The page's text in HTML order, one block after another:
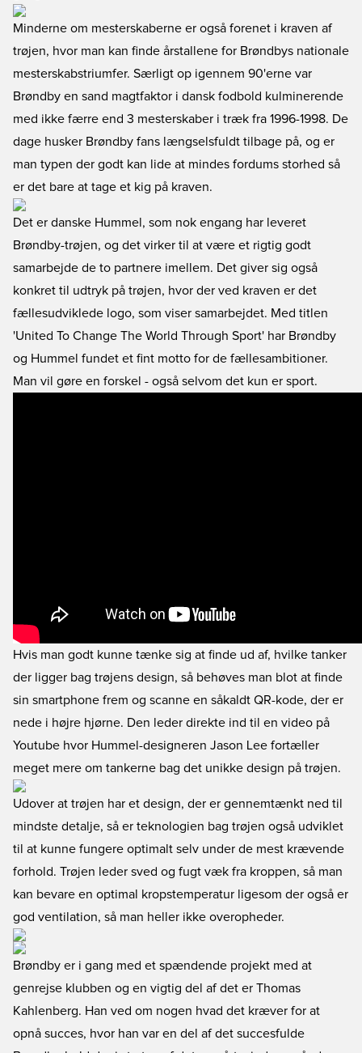
Minderne om mesterskaberne er også forenet i kraven af
trøjen, hvor man kan finde årstallene for Brøndbys nationale
mesterskabstriumfer. Særligt op igennem 90'erne var
Brøndby en sand magtfaktor i dansk fodbold kulminerende
med ikke færre end 3 mesterskaber i træk fra 1996-1998. De
dage husker Brøndby fans længselsfuldt tilbage på, og er
man typen der godt kan lide at mindes fordums storhed så
er det bare at tage et kig på kraven.
Det er danske Hummel, som nok engang har leveret
Brøndby-trøjen, og det virker til at være et rigtig godt
samarbejde de to partnere imellem. Det giver sig også
konkret til udtryk på trøjen, hvor der ved kraven er det
fællesudviklede logo, som viser samarbejdet. Med titlen
'United To Change The World Through Sport' har Brøndby
og Hummel fundet et fint motto for de fællesambitioner.
Man vil gøre en forskel - også selvom det kun er sport.
Hvis man godt kunne tænke sig at finde ud af, hvilke tanker
der ligger bag trøjens design, så behøves man blot at finde
sin smartphone frem og scanne en såkaldt QR-kode, der er
nede i højre hjørne. Den leder direkte ind til en video på
Youtube hvor Hummel-designeren Jason Lee fortæller
meget mere om tankerne bag det unikke design på trøjen.
Udover at trøjen har et design, der er gennemtænkt ned til
mindste detalje, så er teknologien bag trøjen også udviklet
til at kunne fungere optimalt selv under de mest krævende
forhold. Trøjen leder sved og fugt væk fra kroppen, så man
kan bevare en optimal kropstemperatur ligesom der også er
god ventilation, så man heller ikke overopheder.
Brøndby er i gang med et spændende projekt med at
genrejse klubben og en vigtig del af det er Thomas
Kahlenberg. Han ved om nogen hvad det kræver for at
opnå succes, hvor han var en del af det succesfulde